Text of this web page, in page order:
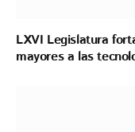
LXVI Legislatura
mayores a las